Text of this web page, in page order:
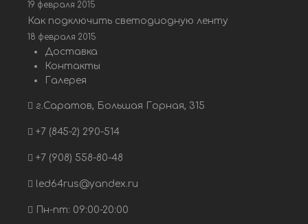
19 февраля 2015
Как подключить светодиодную ленту
18 февраля 2015
Доставка
Контакты
Галерея
г.Саратов, Большая Горная, 315
+7 (845-2) 290-514
+7 (908) 558-80-48
led64rus@yandex.ru
Пн-пт: 09:00-20:00